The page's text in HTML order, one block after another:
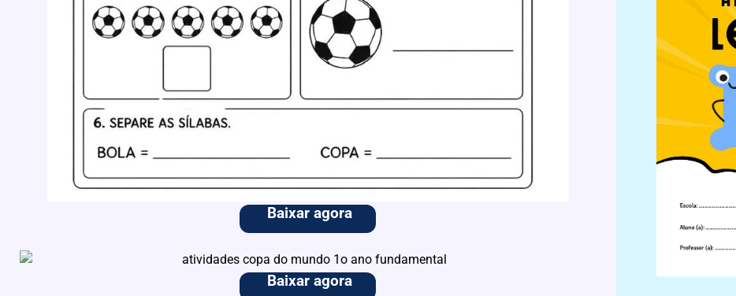
Baixar agora
Baixar agora